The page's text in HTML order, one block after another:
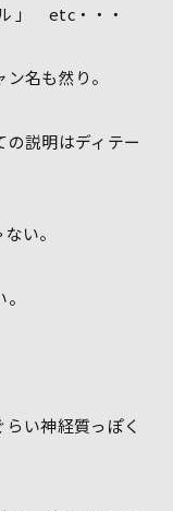
」 etc・・・
名も然り。
説明はディテー
い。
い神経質っぽく